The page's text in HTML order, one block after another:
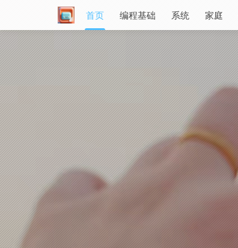
首页 编程基础 系统 家庭